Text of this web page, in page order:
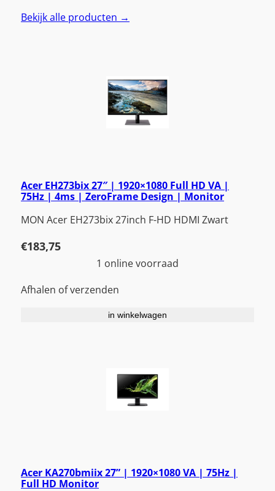
Bekijk alle producten →
Acer EH273bix 27″ | 1920×1080 Full HD VA |
75Hz | 4ms | ZeroFrame Design | Monitor
MON Acer EH273bix 27inch F-HD HDMI Zwart
€183,75
1 online voorraad
Afhalen of verzenden
in winkelwagen
Acer KA270bmiix 27” | 1920×1080 VA | 75Hz |
Full HD Monitor